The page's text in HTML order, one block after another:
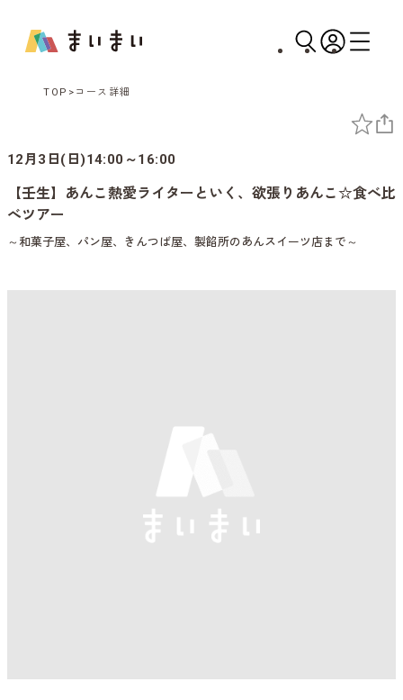
TOP コース詳細
12月3日(日)14:00～16:00
【壬生】あんこ熱愛ライターといく、欲張りあんこ☆食べ比
べツアー
～和菓子屋、パン屋、きんつば屋、製餡所のあんスイーツ店まで～